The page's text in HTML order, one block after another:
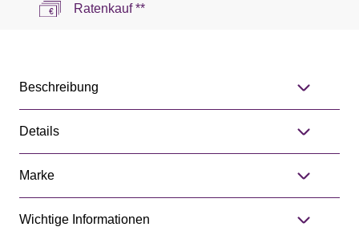
Ratenkauf **
Beschreibung
Details
Marke
Wichtige Informationen